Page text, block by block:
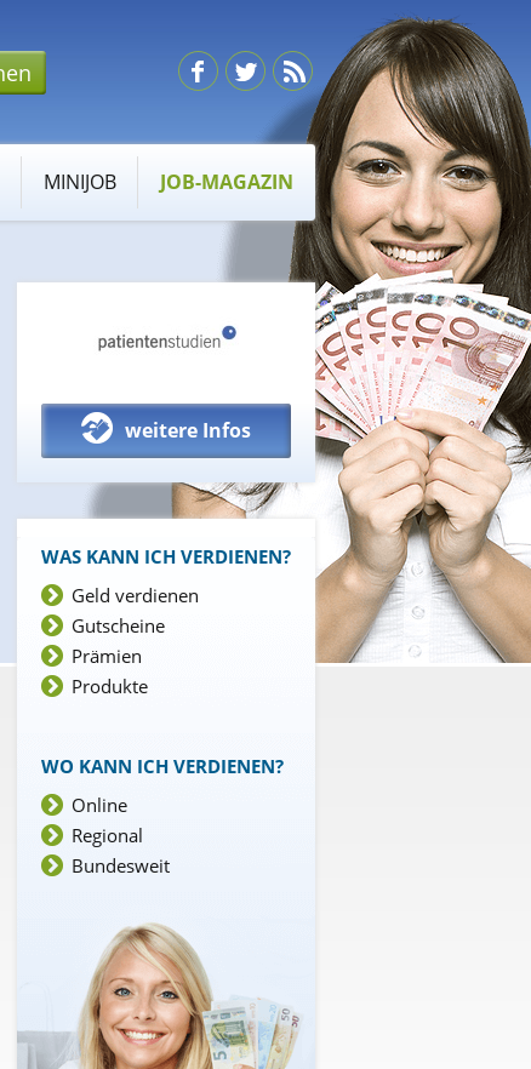
MINIJOB JOB-MAGAZIN
weitere Infos
WAS KANN ICH VERDIENEN?
Geld verdienen
Gutscheine
Prämien
Produkte
WO KANN ICH VERDIENEN?
Online
Regional
Bundesweit